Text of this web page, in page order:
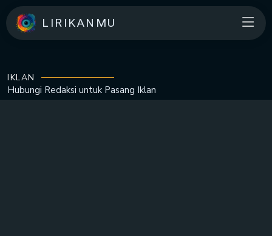
LIRIKANMU
IKLAN
Hubungi Redaksi untuk Pasang Iklan